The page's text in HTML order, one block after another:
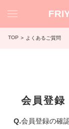
TOP よくあるご質問
会員登録
会員登録の確